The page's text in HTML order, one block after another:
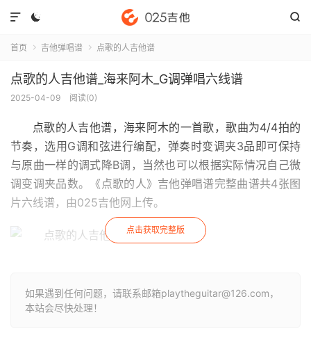
 

首页  吉他弹唱谱  点歌的人吉他谱
点歌的人吉他谱_海来阿木_G调弹唱六线谱
2025-04-09 阅读(0)
点歌的人吉他谱，海来阿木的一首歌，歌曲为4/4拍的
节奏，选用G调和弦进行编配，弹奏时变调夹3品即可保持
与原曲一样的调式降B调，当然也可以根据实际情况自己微
调变调夹品数。《点歌的人》吉他弹唱谱完整曲谱共4张图
片六线谱，由025吉他网上传。
点击获取完整版
如果遇到任何问题，请联系邮箱playtheguitar@126.com，
本站会尽快处理！